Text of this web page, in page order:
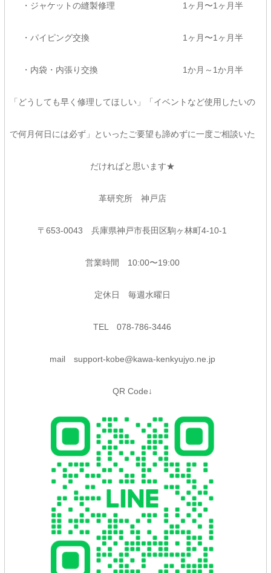
・ジャケットの縫製修理 1ヶ月〜1ヶ月半
・パイピング交換 1ヶ月〜1ヶ月半
・内袋・内張り交換 1か月～1か月半
「どうしても早く修理してほしい」「イベントなど使用したいの
で何月何日には必ず」といったご要望も諦めずに一度ご相談いた
だければと思います★
革研究所 神戸店
〒653-0043 兵庫県神戸市長田区駒ヶ林町4-10-1
営業時間 10:00〜19:00
定休日 毎週水曜日
TEL 078-786-3446
mail support-kobe@kawa-kenkyujyo.ne.jp
QR Code↓